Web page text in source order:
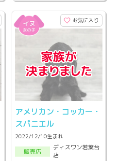
お気に入り
アメリカン・コッカー・
スパニエル
2022/12/10生まれ
販売店
ディスワン若葉台
店